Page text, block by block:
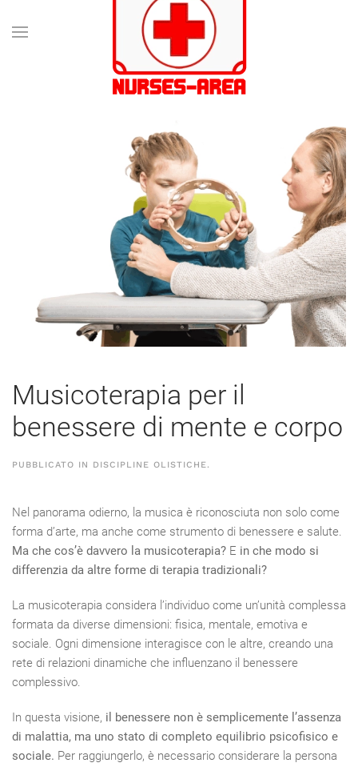
Passa al contenuto principale
Musicoterapia per il
benessere di mente e corpo
PUBBLICATO IN DISCIPLINE OLISTICHE.
Nel panorama odierno, la musica è riconosciuta non solo come
forma d’arte, ma anche come strumento di benessere e salute.
Ma che cos’è davvero la musicoterapia? E in che modo si
differenzia da altre forme di terapia tradizionali?
La musicoterapia considera l’individuo come un’unità complessa
formata da diverse dimensioni: fisica, mentale, emotiva e
sociale. Ogni dimensione interagisce con le altre, creando una
rete di relazioni dinamiche che influenzano il benessere
complessivo.
In questa visione, il benessere non è semplicemente l’assenza
di malattia, ma uno stato di completo equilibrio psicofisico e
sociale. Per raggiungerlo, è necessario considerare la persona